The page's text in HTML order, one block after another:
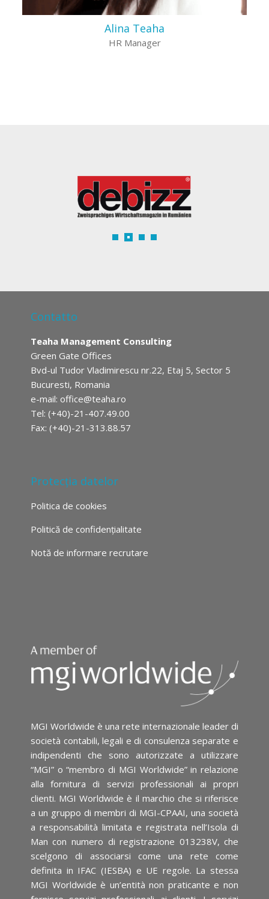
Alina Teaha
HR Manager
Contatto
Teaha Management Consulting
Green Gate Offices
Bvd-ul Tudor Vladimirescu nr.22, Etaj 5, Sector 5
Bucuresti, Romania
e-mail: office@teaha.ro
Tel: (+40)-21-407.49.00
Fax: (+40)-21-313.88.57
Protecția datelor
Politica de cookies
Politică de confidențialitate
Notă de informare recrutare
MGI Worldwide è una rete internazionale leader di
società contabili, legali e di consulenza separate e
indipendenti che sono autorizzate a utilizzare
“MGI” o “membro di MGI Worldwide” in relazione
alla fornitura di servizi professionali ai propri
clienti. MGI Worldwide è il marchio che si riferisce
a un gruppo di membri di MGI-CPAAI, una società
a responsabilità limitata e registrata nell’Isola di
Man con numero di registrazione 013238V, che
scelgono di associarsi come una rete come
definita in IFAC (IESBA) e UE regole. La stessa
MGI Worldwide è un’entità non praticante e non